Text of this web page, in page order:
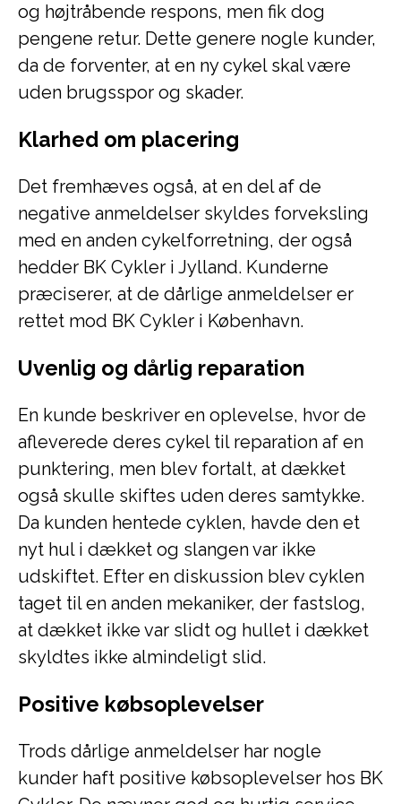
og højtråbende respons, men fik dog
pengene retur. Dette genere nogle kunder,
da de forventer, at en ny cykel skal være
uden brugsspor og skader.
Klarhed om placering
Det fremhæves også, at en del af de
negative anmeldelser skyldes forveksling
med en anden cykelforretning, der også
hedder BK Cykler i Jylland. Kunderne
præciserer, at de dårlige anmeldelser er
rettet mod BK Cykler i København.
Uvenlig og dårlig reparation
En kunde beskriver en oplevelse, hvor de
afleverede deres cykel til reparation af en
punktering, men blev fortalt, at dækket
også skulle skiftes uden deres samtykke.
Da kunden hentede cyklen, havde den et
nyt hul i dækket og slangen var ikke
udskiftet. Efter en diskussion blev cyklen
taget til en anden mekaniker, der fastslog,
at dækket ikke var slidt og hullet i dækket
skyldtes ikke almindeligt slid.
Positive købsoplevelser
Trods dårlige anmeldelser har nogle
kunder haft positive købsoplevelser hos BK